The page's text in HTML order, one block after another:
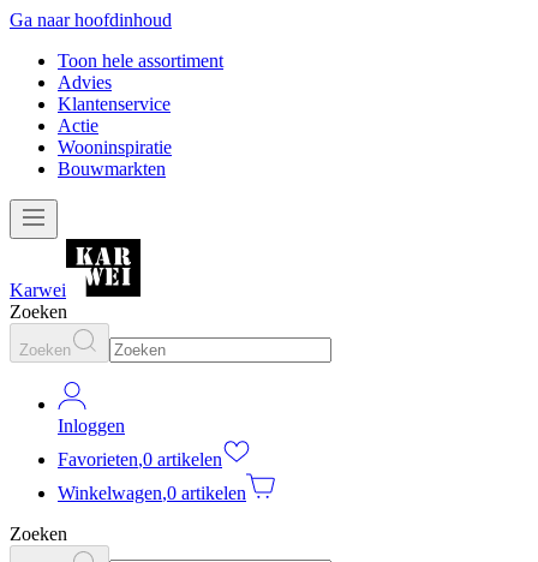
Ga naar hoofdinhoud
Toon hele assortiment
Advies
Klantenservice
Actie
Wooninspiratie
Bouwmarkten
Karwei
Zoeken
Zoeken
Inloggen
Favorieten,0 artikelen
Winkelwagen,0 artikelen
Zoeken